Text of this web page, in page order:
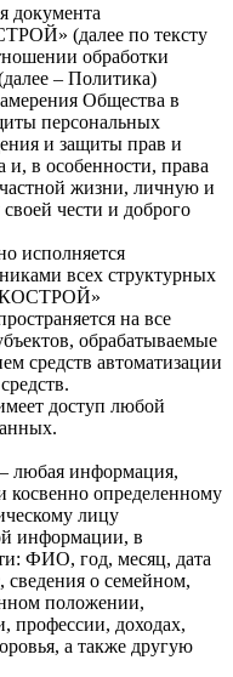
документа
(далее по тексту
обработки
– Политика)
Общества в
персональных
и защиты прав и
и, в особенности, права
жизни, личную и
чести и доброго
исполняется
всех структурных
на все
обрабатываемые
средств автоматизации
доступ любой
любая информация,
косвенно определенному
лицу
информации, в
ФИО, год, месяц, дата
сведения о семейном,
положении,
профессии, доходах,
а также другую